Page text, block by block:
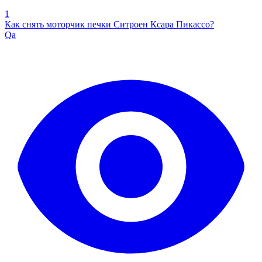
1
Как снять моторчик печки Ситроен Ксара Пикассо?
Qa